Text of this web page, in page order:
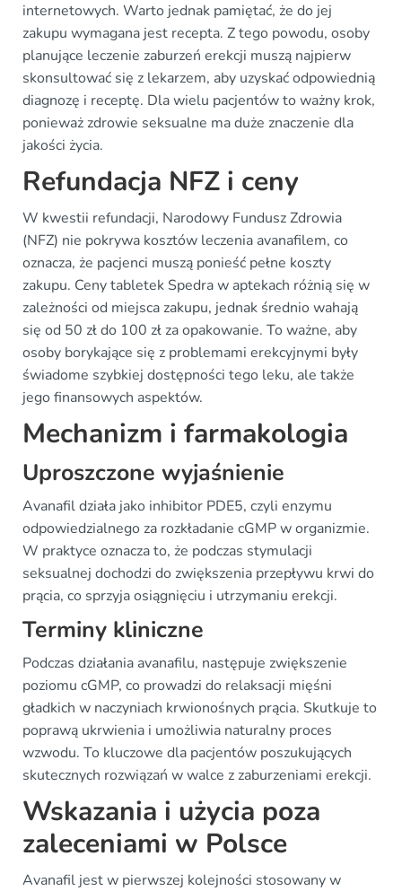
internetowych. Warto jednak pamiętać, że do jej
zakupu wymagana jest recepta. Z tego powodu, osoby
planujące leczenie zaburzeń erekcji muszą najpierw
skonsultować się z lekarzem, aby uzyskać odpowiednią
diagnozę i receptę. Dla wielu pacjentów to ważny krok,
ponieważ zdrowie seksualne ma duże znaczenie dla
jakości życia.
Refundacja NFZ i ceny
W kwestii refundacji, Narodowy Fundusz Zdrowia
(NFZ) nie pokrywa kosztów leczenia avanafilem, co
oznacza, że pacjenci muszą ponieść pełne koszty
zakupu. Ceny tabletek Spedra w aptekach różnią się w
zależności od miejsca zakupu, jednak średnio wahają
się od 50 zł do 100 zł za opakowanie. To ważne, aby
osoby borykające się z problemami erekcyjnymi były
świadome szybkiej dostępności tego leku, ale także
jego finansowych aspektów.
Mechanizm i farmakologia
Uproszczone wyjaśnienie
Avanafil działa jako inhibitor PDE5, czyli enzymu
odpowiedzialnego za rozkładanie cGMP w organizmie.
W praktyce oznacza to, że podczas stymulacji
seksualnej dochodzi do zwiększenia przepływu krwi do
prącia, co sprzyja osiągnięciu i utrzymaniu erekcji.
Terminy kliniczne
Podczas działania avanafilu, następuje zwiększenie
poziomu cGMP, co prowadzi do relaksacji mięśni
gładkich w naczyniach krwionośnych prącia. Skutkuje to
poprawą ukrwienia i umożliwia naturalny proces
wzwodu. To kluczowe dla pacjentów poszukujących
skutecznych rozwiązań w walce z zaburzeniami erekcji.
Wskazania i użycia poza
zaleceniami w Polsce
Avanafil jest w pierwszej kolejności stosowany w